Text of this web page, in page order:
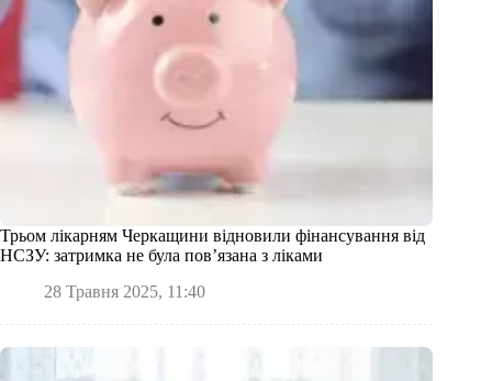
Трьом лікарням Черкащини відновили фінансування від
НСЗУ: затримка не була пов’язана з ліками
28 Травня 2025, 11:40